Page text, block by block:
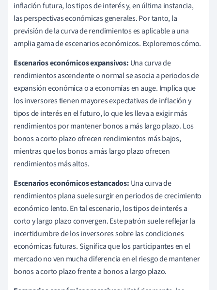
inflación futura, los tipos de interés y, en última instancia,
las perspectivas económicas generales. Por tanto, la
previsión de la curva de rendimientos es aplicable a una
amplia gama de escenarios económicos. Exploremos cómo.
Escenarios económicos expansivos: Una curva de
rendimientos ascendente o normal se asocia a periodos de
expansión económica o a economías en auge. Implica que
los inversores tienen mayores expectativas de inflación y
tipos de interés en el futuro, lo que les lleva a exigir más
rendimientos por mantener bonos a más largo plazo. Los
bonos a corto plazo ofrecen rendimientos más bajos,
mientras que los bonos a más largo plazo ofrecen
rendimientos más altos.
Escenarios económicos estancados: Una curva de
rendimientos plana suele surgir en periodos de crecimiento
económico lento. En tal escenario, los tipos de interés a
corto y largo plazo convergen. Este patrón suele reflejar la
incertidumbre de los inversores sobre las condiciones
económicas futuras. Significa que los participantes en el
mercado no ven mucha diferencia en el riesgo de mantener
bonos a corto plazo frente a bonos a largo plazo.